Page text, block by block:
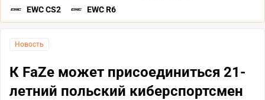
EWC CS2 EWC R6
Новость
К FaZe может присоединиться 21-
летний польский киберспортсмен